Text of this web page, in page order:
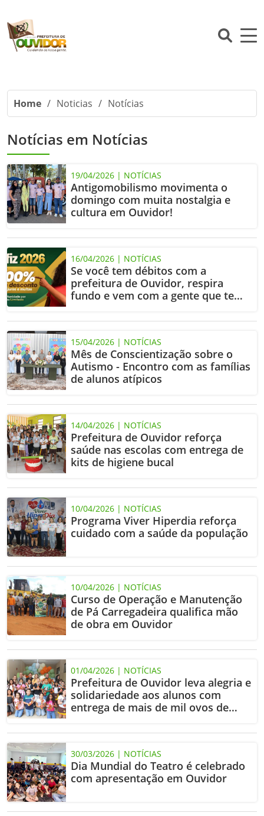
Home / Noticias / Notícias
Notícias em Notícias
19/04/2026 | NOTÍCIAS
Antigomobilismo movimenta o
domingo com muita nostalgia e
cultura em Ouvidor!
16/04/2026 | NOTÍCIAS
Se você tem débitos com a
prefeitura de Ouvidor, respira
fundo e vem com a gente que tem
15/04/2026 | NOTÍCIAS
Mês de Conscientização sobre o
Autismo - Encontro com as famílias
de alunos atípicos
14/04/2026 | NOTÍCIAS
Prefeitura de Ouvidor reforça
saúde nas escolas com entrega de
kits de higiene bucal
10/04/2026 | NOTÍCIAS
Programa Viver Hiperdia reforça
cuidado com a saúde da população
10/04/2026 | NOTÍCIAS
Curso de Operação e Manutenção
de Pá Carregadeira qualifica mão
de obra em Ouvidor
01/04/2026 | NOTÍCIAS
Prefeitura de Ouvidor leva alegria e
solidariedade aos alunos com
entrega de mais de mil ovos de
30/03/2026 | NOTÍCIAS
Dia Mundial do Teatro é celebrado
com apresentação em Ouvidor